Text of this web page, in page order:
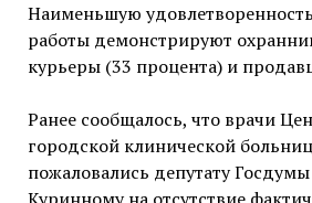
Наименьшую
работы демонстрируют
курьеры (33 процента) и
Ранее сообщалось, что врачи
городской клинической
пожаловались депутату